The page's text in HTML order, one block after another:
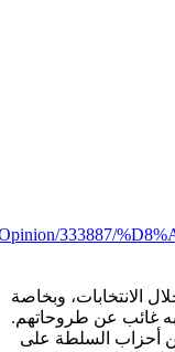
333887/
الانتخابات، وبخاصة
غائب عن طروحاتهم.
أحزاب السلطة على